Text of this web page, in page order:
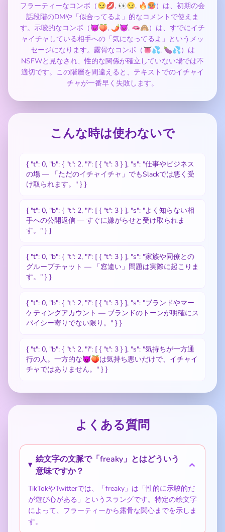
フラーティーなコンボ（😏💋, 👀😏, 🔥🥵）は、初期の会
話段階のDMや「似合ってるよ」的なコメントで使えま
す。示唆的なコンボ（😈🍑, 🌶️😈, 🫦🙈）は、すでにイチ
ャイチャしている相手への「気になってるよ」というメッ
セージになります。露骨なコンボ（👅💦, 🍆💦）は
NSFWと見なされ、性的な関係が確立していない場では不
適切です。この階層を間違えると、テキストでのイチャイ
チャが一番早く失敗します。
こんな時は使わないで
{ "t": 0, "b": { "t": 2, "i": [ { "t": 3 } ], "s": "仕事やビジネス
の場 — 「ただのイチャイチャ」でもSlackでは悪く受
け取られます。" } }
{ "t": 0, "b": { "t": 2, "i": [ { "t": 3 } ], "s": "よく知らない相
手への公開返信 — すぐに嫌がらせと受け取られま
す。" } }
{ "t": 0, "b": { "t": 2, "i": [ { "t": 3 } ], "s": "家族や同僚との
グループチャット — 「窓違い」問題は実際に起こりま
す。" } }
{ "t": 0, "b": { "t": 2, "i": [ { "t": 3 } ], "s": "ブランドやマー
ケティングアカウント — ブランドのトーンが明確にス
パイシー寄りでない限り。" } }
{ "t": 0, "b": { "t": 2, "i": [ { "t": 3 } ], "s": "気持ちが一方通
行の人。一方的な😈🍑は気持ち悪いだけで、イチャイ
チャではありません。" } }
よくある質問
絵文字の文脈で「freaky」とはどういう
意味ですか？
TikTokやTwitterでは、「freaky」は「性的に示唆的だ
が遊び心がある」というスラングです。特定の絵文字
によって、フラーティーから露骨な関心までを示しま
す。